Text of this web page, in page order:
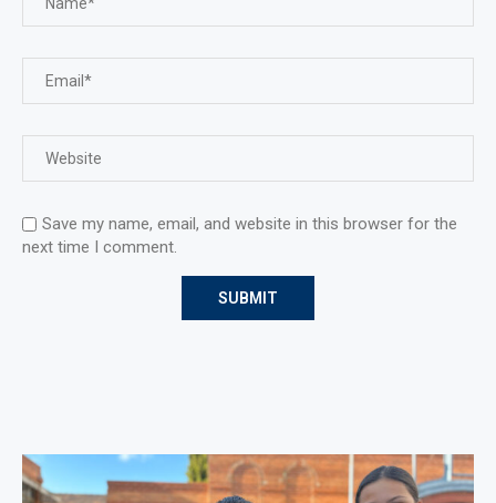
Save my name, email, and website in this browser for the
next time I comment.